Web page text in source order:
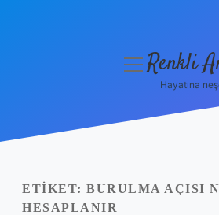
Yasal Uyarı
menüyüRenkli
Hayatına
ETIKET: BURULMA AÇISI
HESAPLANIR